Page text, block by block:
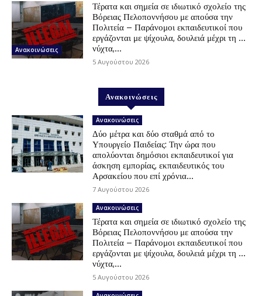
Ανακοινώσεις
Τέρατα και σημεία σε ιδιωτικό σχολείο της
Βόρειας Πελοποννήσου με απούσα την
Πολιτεία – Παράνομοι εκπαιδευτικοί που
εργάζονται με ψίχουλα, δουλειά μέχρι τη …
νύχτα,...
5 Αυγούστου 2026
Ανακοινώσεις
Ανακοινώσεις
Δύο μέτρα και δύο σταθμά από το
Υπουργείο Παιδείας: Την ώρα που
απολύονται δημόσιοι εκπαιδευτικοί για
άσκηση εμπορίας, εκπαιδευτικός του
Αρσακείου που επί χρόνια...
7 Αυγούστου 2026
Ανακοινώσεις
Τέρατα και σημεία σε ιδιωτικό σχολείο της
Βόρειας Πελοποννήσου με απούσα την
Πολιτεία – Παράνομοι εκπαιδευτικοί που
εργάζονται με ψίχουλα, δουλειά μέχρι τη …
νύχτα,...
5 Αυγούστου 2026